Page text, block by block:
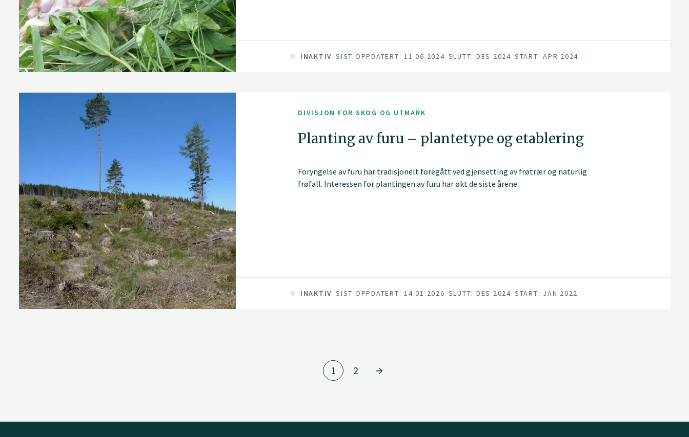
INAKTIV SIST OPPDATERT: 11.06.2024 SLUTT: DES 2024 START: APR 2024
DIVISJON FOR SKOG OG UTMARK
Planting av furu – plantetype og etablering
Foryngelse av furu har tradisjonelt foregått ved gjensetting av frøtrær og naturlig
frøfall. Interessen for plantingen av furu har økt de siste årene.
INAKTIV SIST OPPDATERT: 14.01.2026 SLUTT: DES 2024 START: JAN 2022
1 2